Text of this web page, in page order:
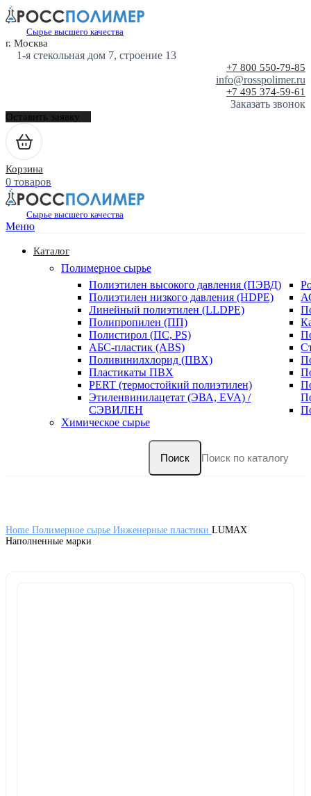
Сырье высшего качества
г. Москва
1-я стекольная дом 7, строение 13
+7 800 550-79-85
info@rosspolimer.ru
+7 495 374-59-61
Заказать звонок
Оставить заявку
Корзина
0 товаров
Сырье высшего качества
Меню
Каталог
Полимерное сырье
Полиэтилен высокого давления (ПЭВД)
Полиэтилен низкого давления (HDPE)
Линейный полиэтилен (LLDPE)
Полипропилен (ПП)
Полистирол (ПС, PS)
АБС-пластик (ABS)
Поливинилхлорид (ПВХ)
Пластикаты ПВХ
PERT (термостойкий полиэтилен)
Этиленвинилацетат (ЭВА, EVA) /
СЭВИЛЕН
Химическое сырье
Поиск
Home Полимерное сырье Инженерные пластики LUMAX
Наполненные марки